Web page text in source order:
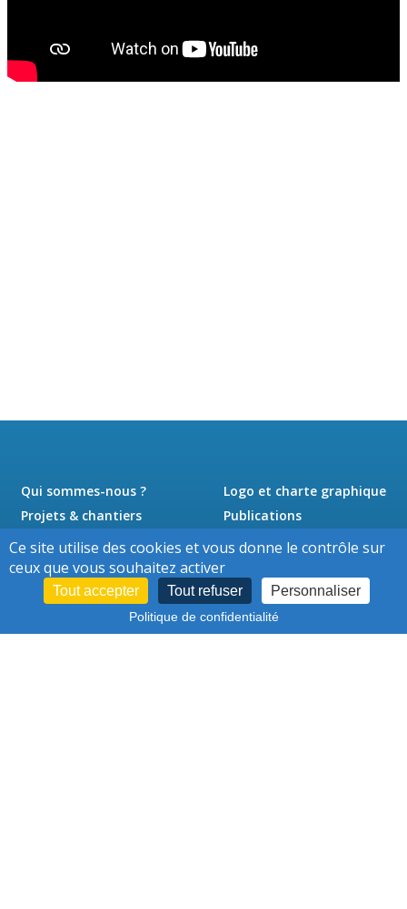
Qui sommes-nous ?
Projets & chantiers
Actualités
Jobs
Logo et charte graphique
Publications
Presse
Contact
Ce site utilise des cookies et vous donne le contrôle sur
ceux que vous souhaitez activer
Tout accepter Tout refuser Personnaliser
Politique de confidentialité